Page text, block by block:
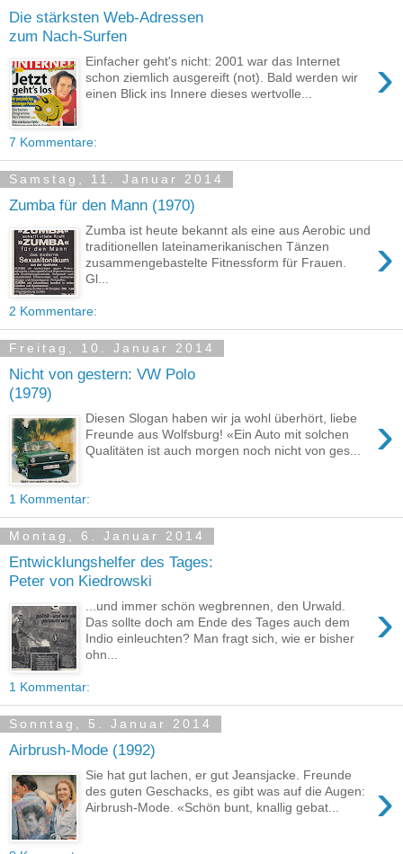
Die stärksten Web-Adressen
zum Nach-Surfen
›
Einfacher geht's nicht: 2001 war das Internet
schon ziemlich ausgereift (not). Bald werden wir
einen Blick ins Innere dieses wertvolle...
7 Kommentare:
Samstag, 11. Januar 2014
Zumba für den Mann (1970)
›
Zumba ist heute bekannt als eine aus Aerobic und
traditionellen lateinamerikanischen Tänzen
zusammengebastelte Fitnessform für Frauen.
Gl...
2 Kommentare:
Freitag, 10. Januar 2014
Nicht von gestern: VW Polo
(1979)
›
Diesen Slogan haben wir ja wohl überhört, liebe
Freunde aus Wolfsburg! «Ein Auto mit solchen
Qualitäten ist auch morgen noch nicht von ges...
1 Kommentar:
Montag, 6. Januar 2014
Entwicklungshelfer des Tages:
Peter von Kiedrowski
›
...und immer schön wegbrennen, den Urwald.
Das sollte doch am Ende des Tages auch dem
Indio einleuchten? Man fragt sich, wie er bisher
ohn...
1 Kommentar:
Sonntag, 5. Januar 2014
Airbrush-Mode (1992)
›
Sie hat gut lachen, er gut Jeansjacke. Freunde
des guten Geschacks, es gibt was auf die Augen:
Airbrush-Mode. «Schön bunt, knallig gebat...